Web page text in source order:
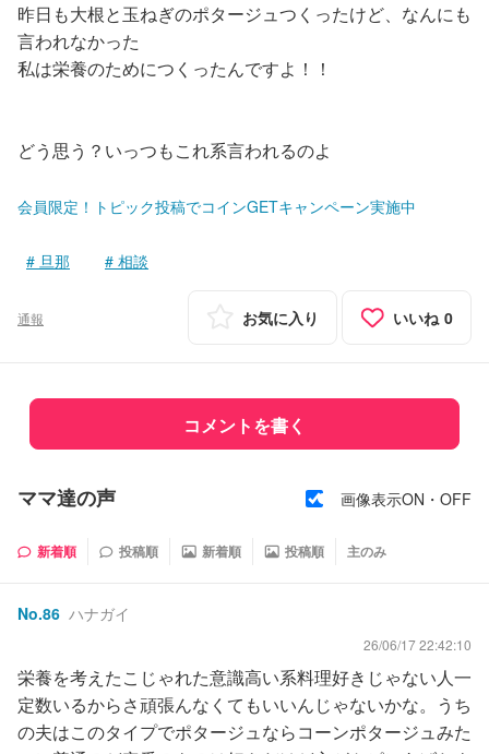
昨日も大根と玉ねぎのポタージュつくったけど、なんにも
言われなかった
私は栄養のためにつくったんですよ！！
どう思う？いっつもこれ系言われるのよ
会員限定！トピック投稿でコインGETキャンペーン実施中
旦那 相談
通報 お気に入り いいね 0
コメントを書く
ママ達の声 画像表示ON・OFF
新着順 投稿順 新着順 投稿順 主のみ
No.86 ハナガイ
26/06/17 22:42:10
栄養を考えたこじゃれた意識高い系料理好きじゃない人一
定数いるからさ頑張んなくてもいいんじゃないかな。うち
の夫はこのタイプでポタージュならコーンポタージュみた